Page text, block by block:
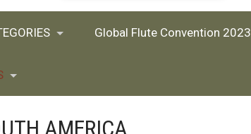
Global Flute Convention 2023
AMERICA